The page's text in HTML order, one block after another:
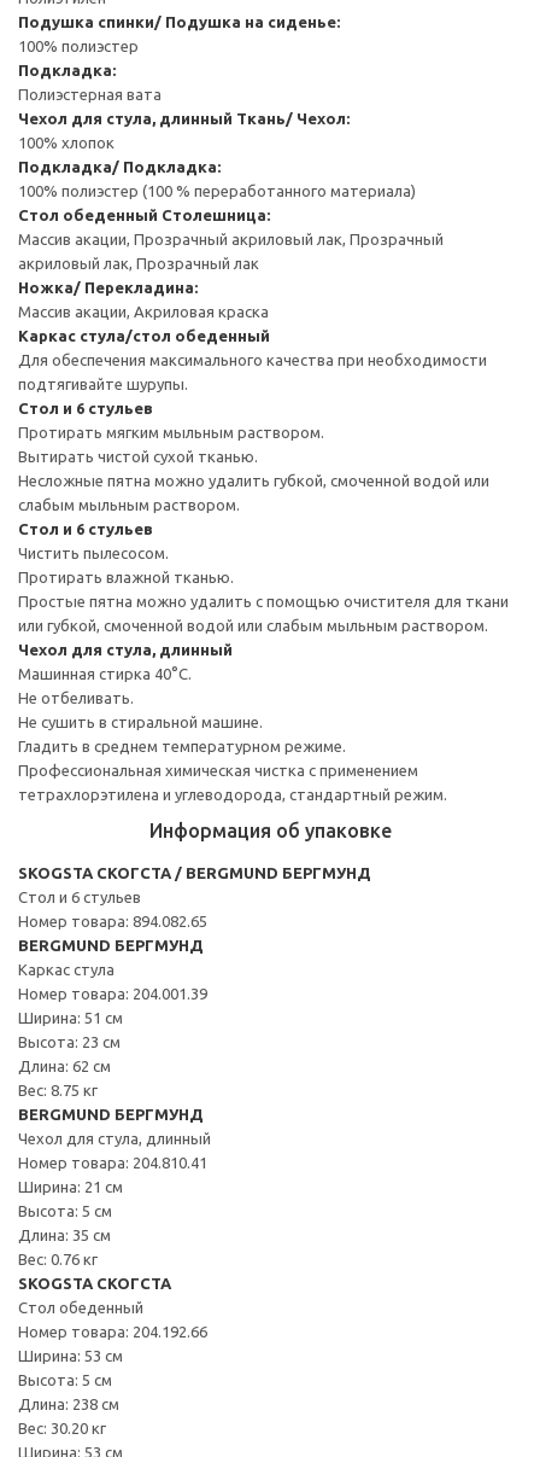
Подушка спинки/ Подушка на сиденье:
100% полиэстер
Подкладка:
Полиэстерная вата
Чехол для стула, длинный Ткань/ Чехол:
100% хлопок
Подкладка/ Подкладка:
100% полиэстер (100 % переработанного материала)
Стол обеденный Столешница:
Массив акации, Прозрачный акриловый лак, Прозрачный
акриловый лак, Прозрачный лак
Ножка/ Перекладина:
Массив акации, Акриловая краска
Каркас стула/стол обеденный
Для обеспечения максимального качества при необходимости
подтягивайте шурупы.
Стол и 6 стульев
Протирать мягким мыльным раствором.
Вытирать чистой сухой тканью.
Несложные пятна можно удалить губкой, смоченной водой или
слабым мыльным раствором.
Стол и 6 стульев
Чистить пылесосом.
Протирать влажной тканью.
Простые пятна можно удалить с помощью очистителя для ткани
или губкой, смоченной водой или слабым мыльным раствором.
Чехол для стула, длинный
Машинная стирка 40°С.
Не отбеливать.
Не сушить в стиральной машине.
Гладить в среднем температурном режиме.
Профессиональная химическая чистка с применением
тетрахлорэтилена и углеводорода, стандартный режим.
Информация об упаковке
SKOGSTA СКОГСТА / BERGMUND БЕРГМУНД
Стол и 6 стульев
Номер товара: 894.082.65
BERGMUND БЕРГМУНД
Каркас стула
Номер товара: 204.001.39
Ширина: 51 см
Высота: 23 см
Длина: 62 см
Вес: 8.75 кг
BERGMUND БЕРГМУНД
Чехол для стула, длинный
Номер товара: 204.810.41
Ширина: 21 см
Высота: 5 см
Длина: 35 см
Вес: 0.76 кг
SKOGSTA СКОГСТА
Стол обеденный
Номер товара: 204.192.66
Ширина: 53 см
Высота: 5 см
Длина: 238 см
Вес: 30.20 кг
Ширина: 53 см